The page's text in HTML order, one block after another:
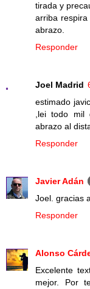
tirada y
arriba
abrazo.
Responder
Joel Madrid
estimado
,lei todo mil
abrazo al
Responder
Javier Adán
Joel. gracias
Responder
Alonso
Excelente
mejor. Por